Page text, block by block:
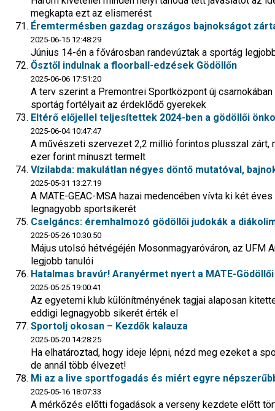
megkapta ezt az elismerést
Éremtermésben gazdag országos bajnokságot
2025-06-15 12:48:29
Június 14-én a fővárosban randevúztak a sportág
Ősztől indulnak a floorball-edzések Gödöllőn
2025-06-06 17:51:20
A terv szerint a Premontrei Sportközpont új
sportág fortélyait az érdeklődő gyerekek
Eltérő előjellel teljesítettek 2024-ben a gödöllői
2025-06-04 10:47:47
A művészeti szervezet 2,2 millió forintos plusszal zárt,
ezer forint mínuszt termelt
Vízilabda: makulátlan négyes döntő mutatóval,
2025-05-31 13:27:19
A MATE-GEAC-MSA hazai medencében vívta ki két
legnagyobb sportsikerét
Cselgáncs: éremhalmozó gödöllői judokák a
2025-05-26 10:30:50
Május utolsó hétvégéjén Mosonmagyaróváron, az UFM
legjobb tanulói
Hatalmas bravúr! Aranyérmet nyert a MATE-
2025-05-25 19:00:41
Az egyetemi klub különítményének tagjai alaposan
eddigi legnagyobb sikerét érték el
Sportolj okosan – Kezdők kalauza
2025-05-20 14:28:25
Ha elhatároztad, hogy ideje lépni, nézd meg ezeket a
de annál több élvezet!
Mi az a live sportfogadás és miért egyre
2025-05-16 18:07:33
A mérkőzés előtti fogadások a verseny kezdete előtt